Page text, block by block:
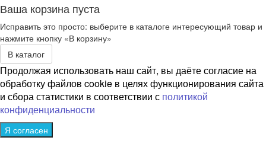
Ваша корзина пуста
Исправить это просто: выберите в каталоге интересующий товар и
нажмите кнопку «В корзину»
В каталог
Продолжая использовать наш сайт, вы даёте согласие на
обработку файлов cookie в целях функционирования сайта
и сбора статистики в соответствии с политикой
конфиденциальности
Я согласен